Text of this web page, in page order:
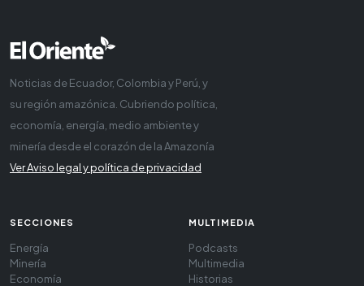
Noticias de Ecuador, Colombia y Perú, y
su región amazónica. Cubriendo política,
economía, energía, medio ambiente y
minería desde el corazón de la Amazonía
Ver Aviso legal y política de privacidad
SECCIONES
Energía
Minería
Economía
MULTIMEDIA
Podcasts
Multimedia
Historias